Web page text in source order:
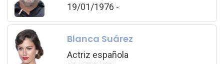
19/01/1976 -
Blanca Suárez
Actriz española